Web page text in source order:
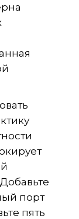
порт
пять